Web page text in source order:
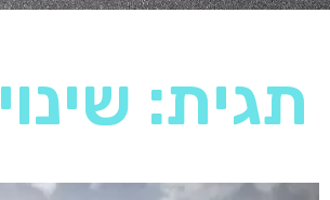
תגית: שינוי